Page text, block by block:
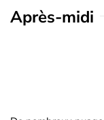
Après-midi